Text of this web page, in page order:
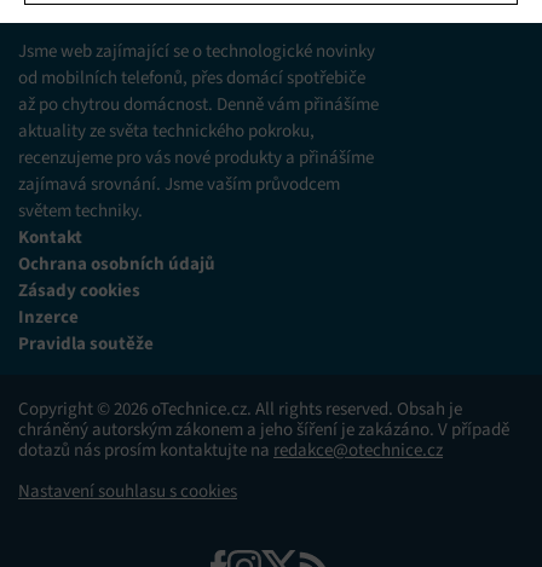
publiku prostřednictvím statistik nebo kombinací údajů z
různých zdrojů.
Marketing
Ukládání a/nebo přístup k informacím v zařízení, Použití
omezených údajů k výběru reklam, Vytváření profilů pro
personalizovanou reklamu, Používání profilů k výběru
personalizované reklamy, Vytváření profilů pro
personalizovaný obsah, Používání profilů pro výběr
personalizovaného obsahu, Použití omezených údajů k výběru
obsahu.
Funkce
zařízení na základě automaticky přenášených
informací.
Zajištění bezpečnosti, předcházení a zjišťování
voleb ochrany osobních údajů.
Jsme web zajímající se o technologické novinky
od mobilních telefonů, přes domácí spotřebiče
až po chytrou domácnost. Denně vám přinášíme
aktuality ze světa technického pokroku,
recenzujeme pro vás nové produkty a přinášíme
zajímavá srovnání. Jsme vaším průvodcem
světem techniky.
Kontakt
Ochrana osobních údajů
Zásady cookies
Inzerce
Pravidla soutěže
Copyright © 2026 oTechnice.cz. All rights reserved. Obsah je
chráněný autorským zákonem a jeho šíření je zakázáno. V případě
dotazů nás prosím kontaktujte na redakce@otechnice.cz
Nastavení souhlasu s cookies